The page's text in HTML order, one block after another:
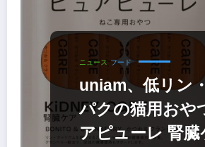
ニュース フード
uniam、低リン
パクの猫用おや
アピューレ 腎臓